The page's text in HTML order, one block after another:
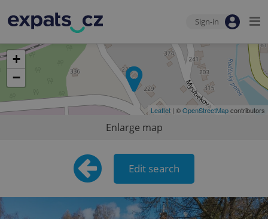
Sign-in
+
−
Leaflet | ©OpenStreetMapcontributors
Enlarge map
Edit search